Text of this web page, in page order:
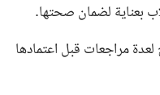
بعناية لضمان صحتها.
مراجعات قبل اعتمادها